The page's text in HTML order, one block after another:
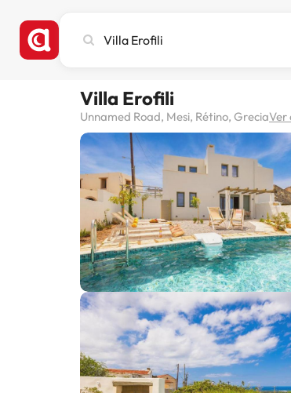
ciudad,
destino
Villa Erofili
Unnamed Road, Mesi, Rétino, GreciaVer